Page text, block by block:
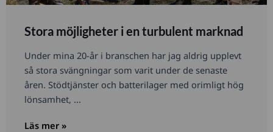
Stora möjligheter i en turbulent marknad
Under mina 20-år i branschen har jag aldrig upplevt
så stora svängningar som varit under de senaste
åren. Stödtjänster och batterilager med orimligt hög
lönsamhet, ...
Läs mer »